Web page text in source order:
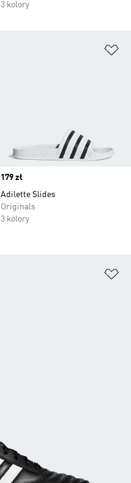
3 kolory
Price
179 zł
Adilette Slides
Originals
3 kolory